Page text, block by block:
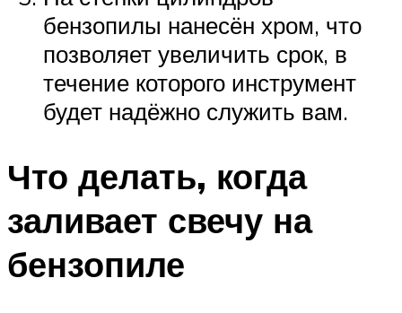
бензопилы нанесён хром, что
позволяет увеличить срок, в
течение которого инструмент
будет надёжно служить вам.
Что делать, когда
заливает свечу на
бензопиле